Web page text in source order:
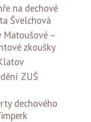
na dechové
Švelchová
Matoušové –
zkoušky
ZUŠ
dechového